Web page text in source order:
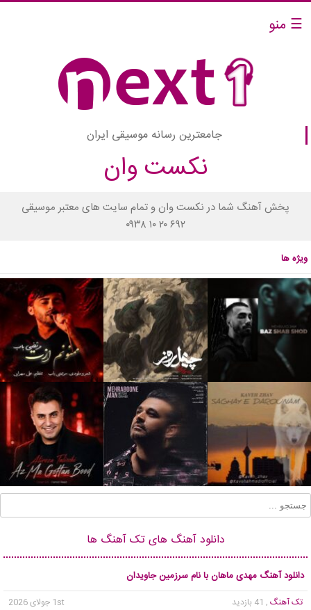
☰ منو
جامعترین رسانه موسیقی ایران
نکست وان
پخش آهنگ شما در نکست وان و تمام سایت های معتبر موسیقی
۰۹۳۸ ۱۰ ۲۰ ۶۹۲
ویژه ها
دانلود آهنگ های تک آهنگ ها
دانلود آهنگ مهدی ماهان با نام سرزمین جاویدان
تک آهنگ , 41 بازدید
1st جولای 2026